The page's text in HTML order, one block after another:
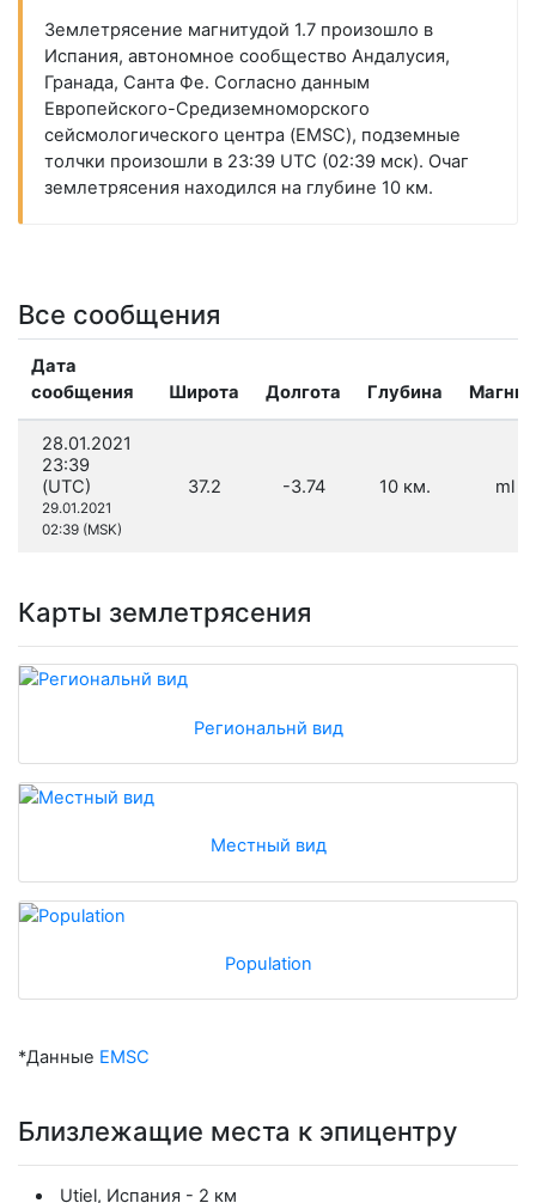
Землетрясение магнитудой 1.7 произошло в
Испания, автономное сообщество Андалусия,
Гранада, Санта Фе. Согласно данным
Европейского-Средиземноморского
сейсмологического центра (EMSC), подземные
толчки произошли в 23:39 UTC (02:39 мск). Очаг
землетрясения находился на глубине 10 км.
Все сообщения
Дата
сообщения
Широта Долгота Глубина
28.01.2021
23:39
(UTC)
29.01.2021
02:39 (MSK)
37.2 -3.74 10 км. ml
Карты землетрясения
Региональнй вид
Местный вид
Population
*Данные EMSC
Близлежащие места к эпицентру
Utiel, Испания - 2 км